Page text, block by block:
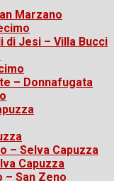
Marzano
di Jesi – Villa Bucci
– Donnafugata
– Selva Capuzza
Capuzza
– San Zeno